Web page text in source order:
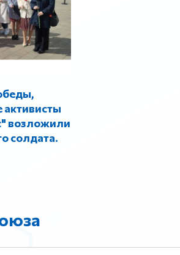
возложили
солдата.